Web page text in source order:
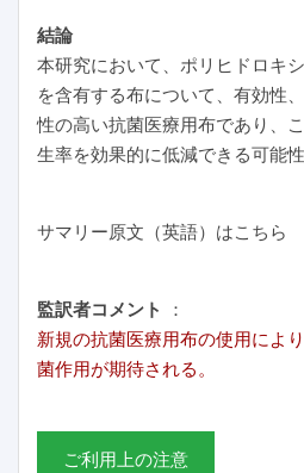
結論
本研究において、ポリヒドロキ
を含有する布について、有効性
性の高い抗菌医療用布であり、
生率を効果的に低減できる可能性
サマリー原文（英語）はこちら
監訳者コメント
：
新規の抗菌医療用布の使用によ
菌作用が期待される。
ご利用上の注意